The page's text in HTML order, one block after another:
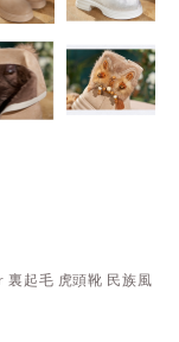
裏起毛 虎頭靴 民族風